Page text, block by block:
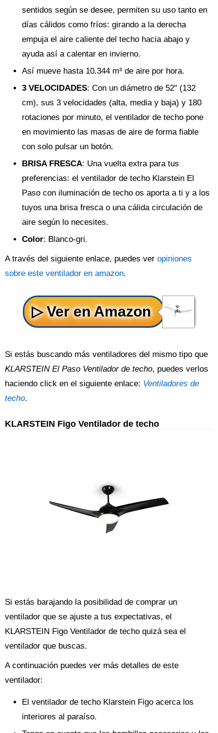
sentidos según se desee, permiten su uso tanto en
días cálidos como fríos: girando a la derecha
empuja el aire caliente del techo hacia abajo y
ayuda así a calentar en invierno.
Así mueve hasta 10.344 m³ de aire por hora.
3 VELOCIDADES: Con un diámetro de 52" (132
cm), sus 3 velocidades (alta, media y baja) y 180
rotaciones por minuto, el ventilador de techo pone
en movimiento las masas de aire de forma fiable
con solo pulsar un botón.
BRISA FRESCA: Una vuelta extra para tus
preferencias: el ventilador de techo Klarstein El
Paso con iluminación de techo os aporta a ti y a los
tuyos una brisa fresca o una cálida circulación de
aire según lo necesites.
Color: Blanco-gri.
A través del siguiente enlace, puedes ver opiniones
sobre este ventilador en amazon.
Si estás buscando más ventiladores del mismo tipo que
KLARSTEIN El Paso Ventilador de techo, puedes verlos
haciendo click en el siguiente enlace: Ventiladores de
techo.
KLARSTEIN Figo Ventilador de techo
Si estás barajando la posibilidad de comprar un
ventilador que se ajuste a tus expectativas, el
KLARSTEIN Figo Ventilador de techo quizá sea el
ventilador que buscas.
A continuación puedes ver más detalles de este
ventilador:
El ventilador de techo Klarstein Figo acerca los
interiores al paraíso.